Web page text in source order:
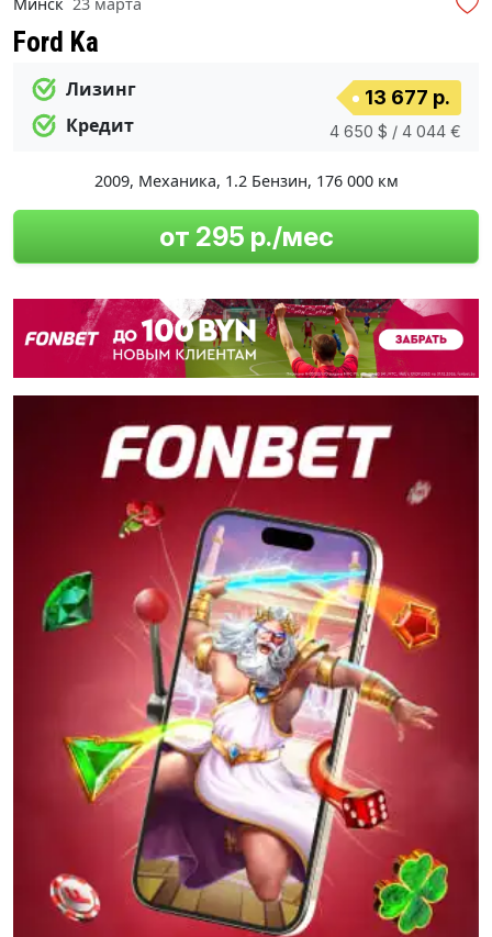
Ford Ka
Лизинг
Кредит
13 677 р.
4 650 $ / 4 044 €
2009, Механика, 1.2 Бензин, 176 000 км
от 295 р./мес